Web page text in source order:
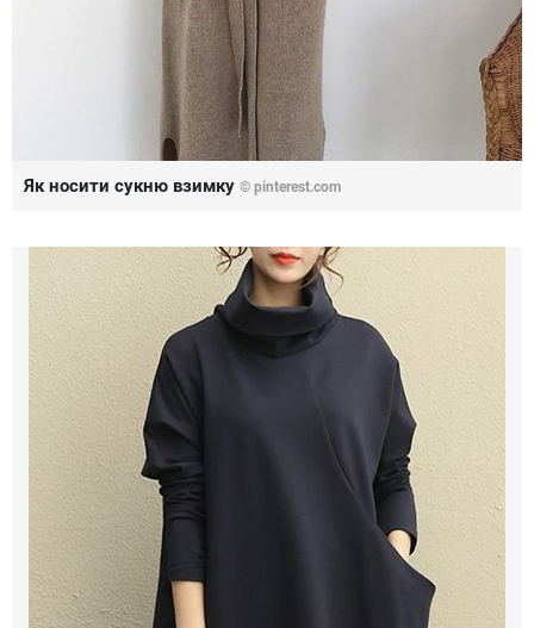
Як носити сукню взимку © pinterest.com